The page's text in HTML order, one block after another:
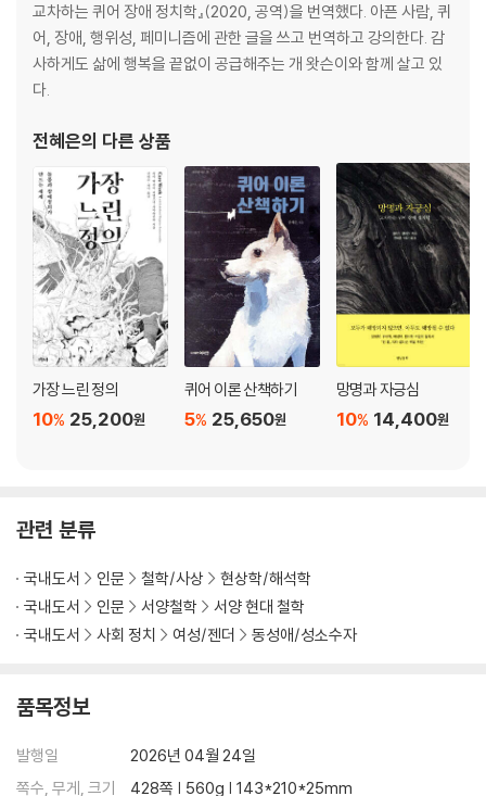
교차하는 퀴어 장애 정치학』(2020, 공역)을 번역했다. 아픈 사람, 퀴
어, 장애, 행위성, 페미니즘에 관한 글을 쓰고 번역하고 강의한다. 감
사하게도 삶에 행복을 끝없이 공급해주는 개 왓슨이와 함께 살고 있
다.
전혜은의 다른 상품
가장 느린 정의
25,200원
10%
퀴어 이론 산책하기
25,650원
5%
망명과 자긍심
14,400원
10%
관련 분류
국내도서 인문 철학/사상
현상학/해석학
국내도서
인문 서양철학
서양 현대 철학
국내도서
사회 정치 여성/젠더 동성애/성소수자
품목정보
발행일
2026년 04월 24일
쪽수, 무게, 크기
428쪽 | 560g | 143*210*25mm